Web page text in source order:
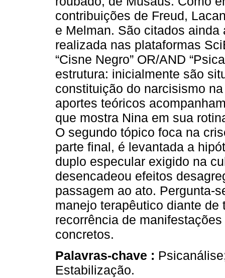
contribuições de Freud,
e Melman. São citados
realizada nas plataformas
“Cisne Negro” OR/AND
estrutura: inicialmente são
constituição do narcisismo
aportes teóricos
que mostra Nina em sua
O segundo tópico foca na
parte final, é levantada a
duplo especular exigido na
desencadeou efeitos
passagem ao ato. Pergunta-
manejo terapêutico diante
recorrência de
concretos.
Palavras-chave :
Estabilização.